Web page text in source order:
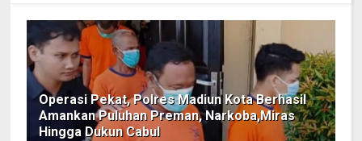
Operasi Pekat, Polres Madiun Kota Berhasil
Amankan Puluhan Preman, Narkoba,Miras
Hingga Dukun Cabul